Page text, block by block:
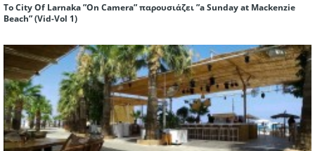
To City Of Larnaka ”On Camera” παρουσιάζει ”a Sunday at Mackenzie
Beach” (Vid-Vol 1)